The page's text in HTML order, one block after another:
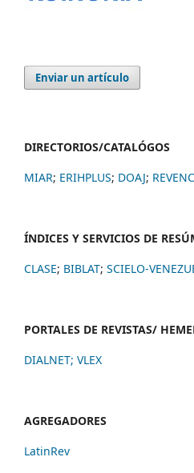
Enviar un artículo
DIRECTORIOS/CATALÓGOS
MIAR; ERIHPLUS; DOAJ;
ÍNDICES Y SERVICIOS DE
CLASE; BIBLAT; SCIELO-
PORTALES DE REVISTAS/
DIALNET; VLEX
AGREGADORES
LatinRev